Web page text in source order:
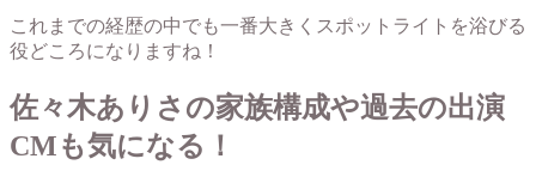
これまでの経歴の中でも一番大きくスポットライトを浴びる
役どころになりますね！
佐々木ありさの家族構成や過去の出演
CMも気になる！